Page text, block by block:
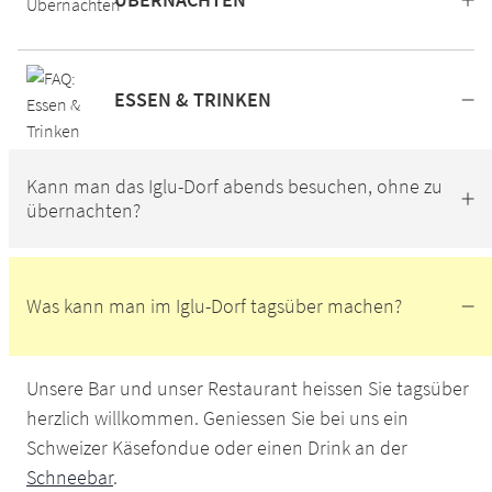
ESSEN & TRINKEN
Kann man das Iglu-Dorf abends besuchen, ohne zu
übernachten?
Was kann man im Iglu-Dorf tagsüber machen?
Unsere Bar und unser Restaurant heissen Sie tagsüber
herzlich willkommen. Geniessen Sie bei uns ein
Schweizer Käsefondue oder einen Drink an der
Schneebar.